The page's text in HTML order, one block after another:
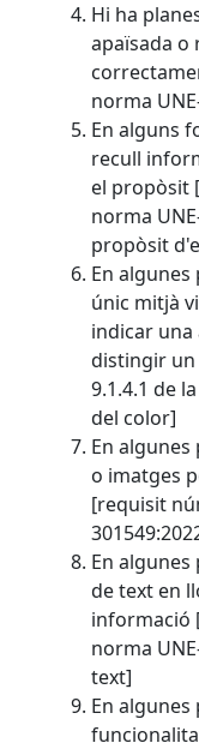
Hi ha
apaïsada o
norma
En alguns
recull
el propòsit
norma
propòsit
En
únic mitjà
indicar una
distingir un
9.1.4.1 de
del color]
En
o imatges
[requisit
En
de text en
informació
norma
text]
En